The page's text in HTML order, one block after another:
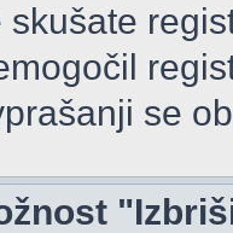
skušate
se